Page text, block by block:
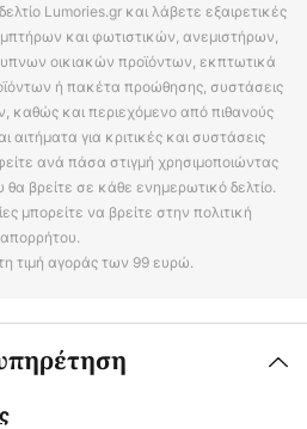
Lumories.gr και λάβετε εξαιρετικές
και φωτιστικών, ανεμιστήρων,
οικιακών προϊόντων, εκπτωτικά
ή πακέτα προώθησης, συστάσεις
καθώς και περιεχόμενο από πιθανούς
αιτήματα για κριτικές και συστάσεις
ανά πάσα στιγμή χρησιμοποιώντας
βρείτε σε κάθε ενημερωτικό δελτίο.
μπορείτε να βρείτε στην πολιτική
απορρήτου.
τιμή αγοράς των 99 ευρώ.